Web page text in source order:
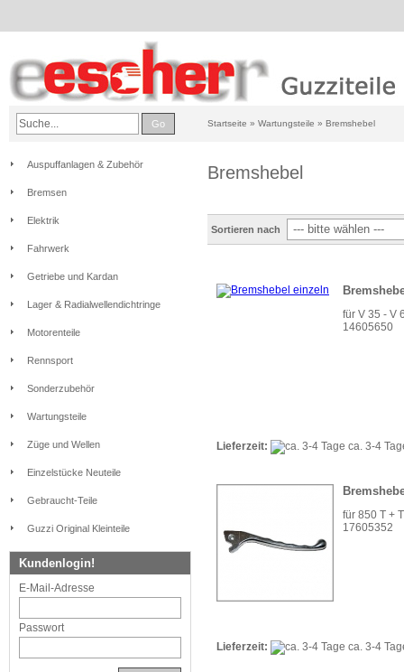
Go Startseite » Wartungsteile » Bremshebel
Bremshebel
Sortieren nach
für V 35 - V
14605650
Lieferzeit: ca. 3-4
für 850 T +
17605352
Lieferzeit: ca. 3-4
Auspuffanlagen & Zubehör
Bremsen
Elektrik
Fahrwerk
Getriebe und Kardan
Lager & Radialwellendichtringe
Motorenteile
Rennsport
Sonderzubehör
Wartungsteile
Züge und Wellen
Einzelstücke Neuteile
Gebraucht-Teile
Guzzi Original Kleinteile
Kundenlogin!
E-Mail-Adresse
Passwort